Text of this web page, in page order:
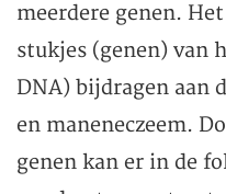
meerdere genen.
stukjes (genen) van
DNA) bijdragen aan
en maneneczeem.
genen kan er in de